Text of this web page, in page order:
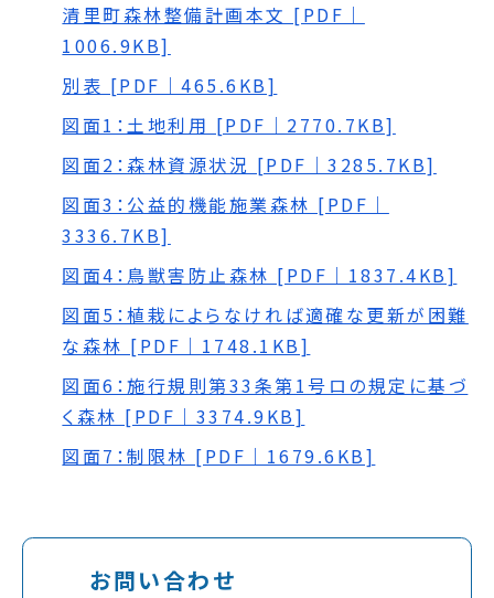
清里町森林整備計画本文 [PDF｜
1006.9KB]
別表 [PDF｜465.6KB]
図面1：土地利用 [PDF｜2770.7KB]
図面2：森林資源状況 [PDF｜3285.7KB]
図面3：公益的機能施業森林 [PDF｜
3336.7KB]
図面4：鳥獣害防止森林 [PDF｜1837.4KB]
図面5：植栽によらなければ適確な更新が困難
な森林 [PDF｜1748.1KB]
図面6：施行規則第33条第1号ロの規定に基づ
く森林 [PDF｜3374.9KB]
図面7：制限林 [PDF｜1679.6KB]
お問い合わせ